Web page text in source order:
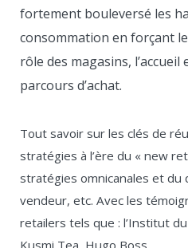
fortement bouleversé les
consommation en forçant
rôle des magasins,
parcours d’achat.
Tout savoir sur les clés de
stratégies à l’ère du « new
stratégies omnicanales et du
vendeur, etc. Avec les
retailers tels que : l’Institut
Kusmi Tea, Hugo Boss…